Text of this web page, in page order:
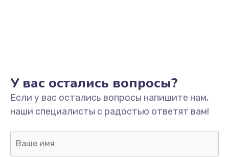
У вас остались вопросы?
Если у вас остались вопросы напишите нам,
наши специалисты с радостью ответят вам!